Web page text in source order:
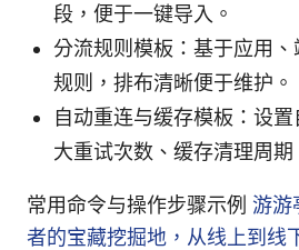
段，便于一键导入。
分流规则模板：基于应用
规则，排布清晰便于维护。
自动重连与缓存模板：设
大重试次数、缓存清理周期
常用命令与操作步骤示例 游游
者的宝藏挖掘地，从线上到线